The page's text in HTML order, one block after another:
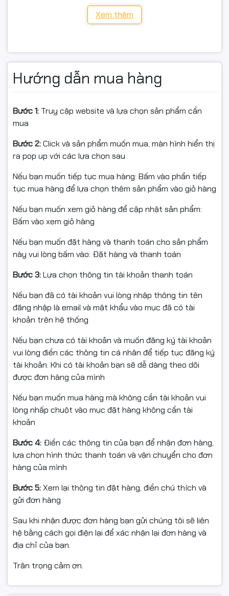
Tốc độ: AC1300 = 867Mbps (5GHz) + 400Mbps (2.4GHz)
Công nghệ: MU-MIMO, Dual-Band
Kiểu: USB Wi-Fi Receiver (cho PC/Laptop)
Bảo hành: 24 tháng (chính hãng)
Thuế: Xuất hóa đơn Full VAT
Xuất xứ: China
HỖ TRỢ HỆ ĐIỀU HÀNH
Windows: 11/10/8.1/8/7/XP
macOS: 10.15 và cũ hơn
(Có thể cần cài driver tùy phiên bản hệ điều hành.)
GỢI Ý SỬ DỤNG
Cắm cổng USB 3.0 để đạt tốc độ tối đa.
Ưu tiên băng tần 5GHz cho truyền tải nhanh, 2.4GHz
cho phạm vi xa/ xuyên tường tốt.
Quay video mở gói khi nhận để làm bằng chứng nếu va
đập/lỗi vận chuyển.
Nếu chưa dùng được, vui lòng liên hệ kỹ thuật để được
hướng dẫn trước khi hoàn.
Hàng hoàn cần nguyên trạng, không trầy xước/hư
hỏng, đủ phụ kiện/tem/hộp/serial.
Chỉ hỗ trợ đổi/hoàn khi sản phẩm còn giá trị sử dụng &
trong thời gian quy định của sàn; chi phí vận chuyển
Xem thêm
Hướng dẫn mua hàng
Bước 1: Truy cập website và lựa chọn sản phẩm cần
mua
Bước 2:Click và sản phẩm muốn mua, màn hình hiển thị
ra pop up với các lựa chọn sau
Nếu bạn muốn tiếp tục mua hàng: Bấm vào phần tiếp
tục mua hàng để lựa chọn thêm sản phẩm vào giỏ hàng
Nếu bạn muốn xem giỏ hàng để cập nhật sản phẩm:
Bấm vào xem giỏ hàng
Nếu bạn muốn đặt hàng và thanh toán cho sản phẩm
này vui lòng bấm vào: Đặt hàng và thanh toán
Bước 3:Lựa chọn thông tin tài khoản thanh toán
Nếu bạn đã có tài khoản vui lòng nhập thông tin tên
đăng nhập là email và mật khẩu vào mục đã có tài
khoản trên hệ thống
Nếu bạn chưa có tài khoản và muốn đăng ký tài khoản
vui lòng điền các thông tin cá nhân để tiếp tục đăng ký
tài khoản. Khi có tài khoản bạn sẽ dễ dàng theo dõi
được đơn hàng của mình
Nếu bạn muốn mua hàng mà không cần tài khoản vui
lòng nhấp chuột vào mục đặt hàng không cần tài
khoản
Bước 4: Điền các thông tin của bạn để nhận đơn hàng,
lựa chọn hình thức thanh toán và vận chuyển cho đơn
hàng của mình
Bước 5:Xem lại thông tin đặt hàng, điền chú thích và
gửi đơn hàng
Sau khi nhận được đơn hàng bạn gửi chúng tôi sẽ liên
hệ bằng cách gọi điện lại để xác nhận lại đơn hàng và
địa chỉ của bạn.
Trân trọng cảm ơn.